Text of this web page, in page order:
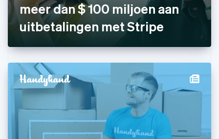
meer dan $ 100 miljoen aan
uitbetalingen met Stripe
Griekenland
English
Hongarije
Hongkong SAR, China
Ierland
English
India
English
Japan
日本語English